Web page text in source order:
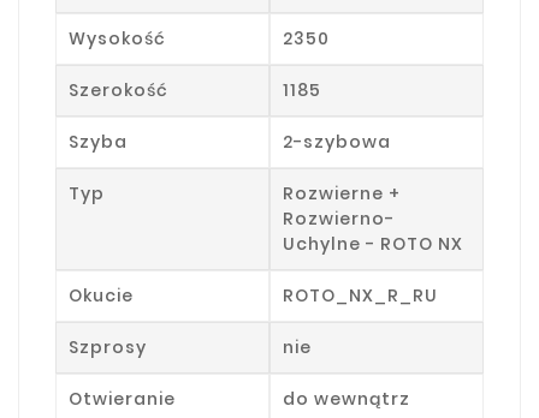
Wysokość 2350
Szerokość 1185
Szyba 2-szybowa
Typ
Rozwierne +
Rozwierno-
Uchylne - ROTO NX
Okucie ROTO_NX_R_RU
Szprosy nie
Otwieranie do wewnątrz